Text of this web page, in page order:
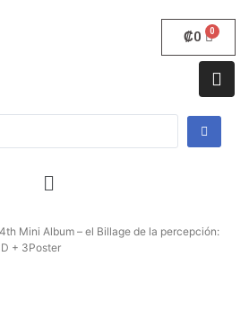
₡0
Mini Album – el Billage de la percepción:
+ 3Poster